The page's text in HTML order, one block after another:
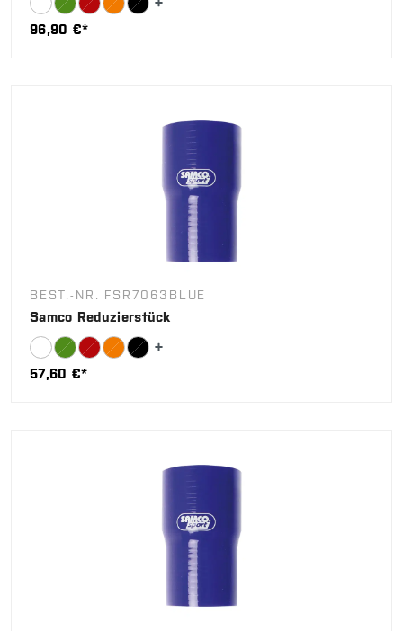
96,90 €*
BEST.-NR. FSR7063BLUE
Samco Reduzierstück
57,60 €*